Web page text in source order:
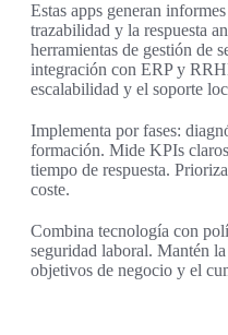
Estas apps generan
trazabilidad y la respuesta
herramientas de gestión de
integración con ERP y
escalabilidad y el soporte
Implementa por fases:
formación. Mide KPIs
tiempo de respuesta.
coste.
Combina tecnología con
seguridad laboral. Mantén
objetivos de negocio y el